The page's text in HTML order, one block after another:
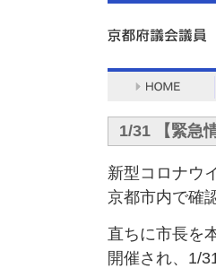
1/31 【緊急
新型コロナウ
京都市内で確
直ちに市長を
開催され、1/